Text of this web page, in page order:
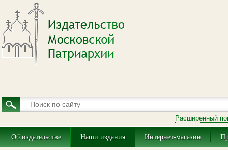
Расширенный
Об издательстве Наши издания Интернет-магазин